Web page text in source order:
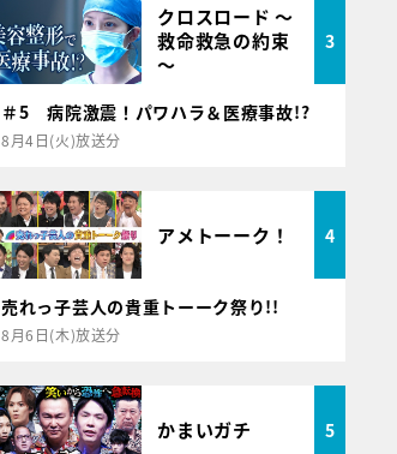
クロスロード ～
救命救急の約束
～
3
＃5 病院激震！パワハラ＆医療事故!?
8月4日(火)放送分
アメトーーク！ 4
売れっ子芸人の貴重トーーク祭り!!
8月6日(木)放送分
かまいガチ 5